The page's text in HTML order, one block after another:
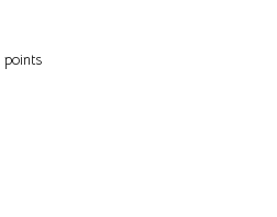
points